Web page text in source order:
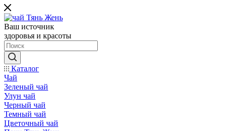
Ваш источник
здоровья и красоты
Каталог
Чай
Зеленый чай
Улун чай
Черный чай
Темный чай
Цветочный чай